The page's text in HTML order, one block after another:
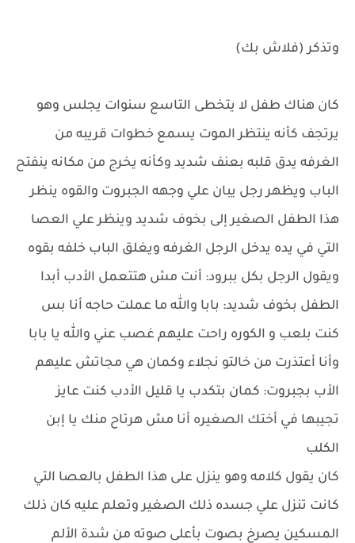
وتذكر (فلاش بك)
كان هناك طفل لا يتخطى التاسع سنوات يجلس وهو
يرتجف كأنه ينتظر الموت يسمع خطوات قريبه من
الغرفه يدق قلبه بعنف شديد وكأنه يخرج من مكانه ينفتح
الباب ويظهر رجل يبان علي وجهه الجبروت والقوه ينظر
هذا الطفل الصغير إلى بخوف شديد وينظر علي العصا
التي في يده يدخل الرجل الغرفه ويغلق الباب خلفه بقوه
ويقول الرجل بكل ببرود: أنت مش هتتعمل الأدب أبدا
الطفل بخوف شديد: بابا والله ما عملت حاجه أنا بس
كنت بلعب و الكوره راحت عليهم غصب عني والله يا بابا
وأنا أعتذرت من خالتو نجلاء وكمان هي مجاتش عليهم
الأب بجبروت: كمان بتكدب يا قليل الأدب كنت عايز
تجيبها في أختك الصغيره أنا مش هرتاح منك يا إبن
الكلب
كان يقول كلامه وهو ينزل على هذا الطفل بالعصا التي
كانت تنزل علي جسده ذلك الصغير وتعلم عليه كان ذلك
المسكين يصرخ بصوت بأعلى صوته من شدة الألم